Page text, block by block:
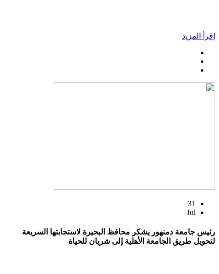
إقرأ المزيد
31
Jul
رئيس جامعة دمنهور يشكر محافظ البحيرة لاستجابتها السريعة
لتحويل طريق الجامعة الأهلية إلى شريان للحياة